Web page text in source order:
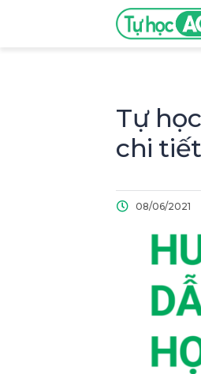
Tự
chi tiết
08/06/2021